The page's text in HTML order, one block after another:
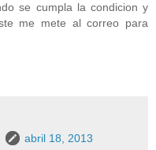
se cumpla la condicion y
me mete al correo para
abril 18, 2013